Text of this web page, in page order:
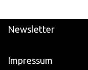
Newsletter
Impressum